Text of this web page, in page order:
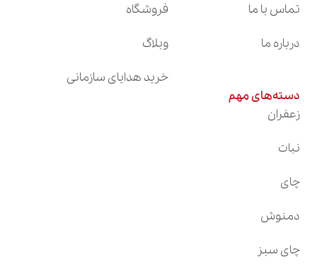
تماس با ما
درباره ما
فروشگاه
وبلاگ
خرید هدایای سازمانی
دسته‌های مهم
زعفران
نبات
چای
دمنوش
چای سبز